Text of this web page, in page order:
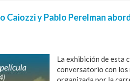
Caiozzi y Pablo Perelman
La exhibición de esta
conversatorio con los